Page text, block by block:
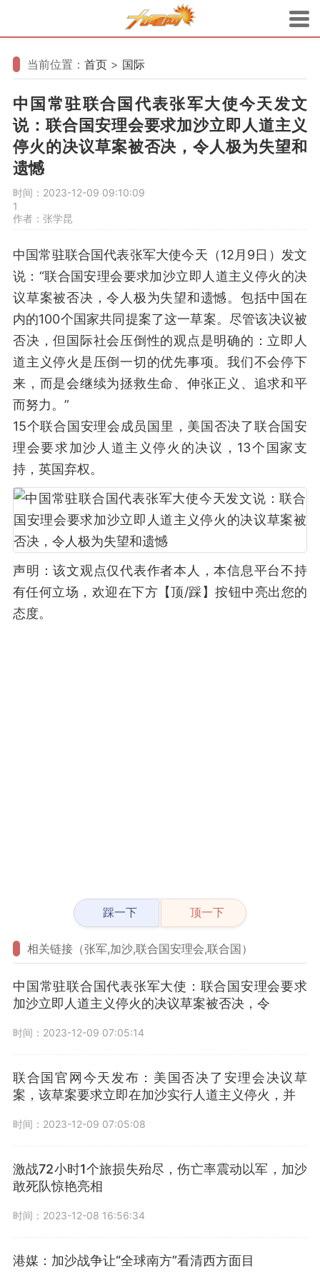
当前位置： 首页 > 国际
中国常驻联合国代表张军大使今天发文
说：联合国安理会要求加沙立即人道主义
停火的决议草案被否决，令人极为失望和
遗憾
时间：2023-12-09 09:10:09
1
作者：张学昆
中国常驻联合国代表张军大使今天（12月9日）发文
说：“联合国安理会要求加沙立即人道主义停火的决
议草案被否决，令人极为失望和遗憾。包括中国在
内的100个国家共同提案了这一草案。尽管该决议被
否决，但国际社会压倒性的观点是明确的：立即人
道主义停火是压倒一切的优先事项。我们不会停下
来，而是会继续为拯救生命、伸张正义、追求和平
而努力。”
15个联合国安理会成员国里，美国否决了联合国安
理会要求加沙人道主义停火的决议，13个国家支
持，英国弃权。
声明：该文观点仅代表作者本人，本信息平台不持
有任何立场，欢迎在下方【顶/踩】按钮中亮出您的
态度。
踩一下 顶一下
相关链接（张军,加沙,联合国安理会,联合国）
中国常驻联合国代表张军大使：联合国安理会要求
加沙立即人道主义停火的决议草案被否决，令
时间：2023-12-09 07:05:14
联合国官网今天发布：美国否决了安理会决议草
案，该草案要求立即在加沙实行人道主义停火，并
时间：2023-12-09 07:05:08
激战72小时1个旅损失殆尽，伤亡率震动以军，加沙
敢死队惊艳亮相
时间：2023-12-08 16:56:34
港媒：加沙战争让“全球南方”看清西方面目